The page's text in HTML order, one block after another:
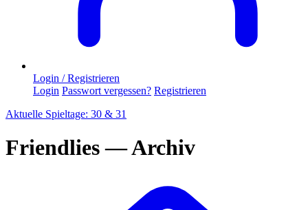
Login / Registrieren
Login Passwort vergessen? Registrieren
Aktuelle Spieltage: 30 & 31
Friendlies — Archiv